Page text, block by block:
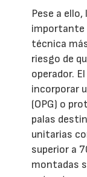
Pese a
importante
técnica
riesgo de
operador.
incorporar
(OPG) o
palas
unitarias
superior a
montadas